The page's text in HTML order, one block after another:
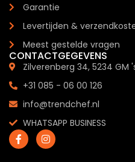
Garantie
Levertijden &
Meest gestelde vragen
CONTACTGEGEVENS
Zilverenberg 34, 5234
+31 085 - 06 00 126
info@trendchef.nl
WHATSAPP BUSINESS